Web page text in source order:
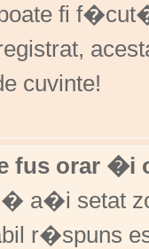
fi
cuvinte!
fus orar �i
a�i setat
r�spuns